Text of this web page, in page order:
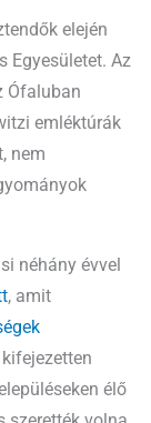
elején
Egyesületet. Az
Ófaluban
emléktúrák
nem
néhány évvel
, amit
élő